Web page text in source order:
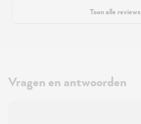
Toon alle reviews
Vragen en antwoorden